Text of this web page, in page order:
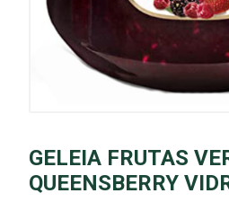
GELEIA FRUTAS
QUEENSBERRY